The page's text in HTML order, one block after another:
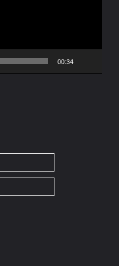
00:34